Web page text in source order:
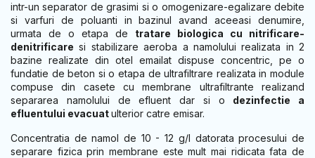
intr-un separator de grasimi si o omogenizare-egalizare debite
si varfuri de poluanti in bazinul avand aceeasi denumire,
urmata de o etapa de tratare biologica cu nitrificare-
denitrificare si stabilizare aeroba a namolului realizata in 2
bazine realizate din otel emailat dispuse concentric, pe o
fundatie de beton si o etapa de ultrafiltrare realizata in module
compuse din casete cu membrane ultrafiltrante realizand
separarea namolului de efluent dar si o dezinfectie a
efluentului evacuatulterior catre emisar.
Concentratia de namol de 10 - 12 g/l datorata procesului de
separare fizica prin membrane este mult mai ridicata fata de